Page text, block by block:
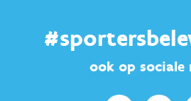
ook op sociale